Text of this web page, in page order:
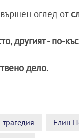
оглед от
другият - по-
дело.
трагедия Елин